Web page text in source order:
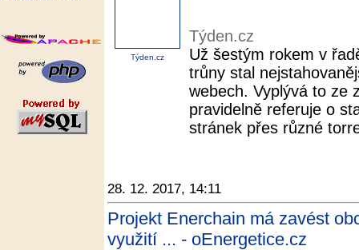
Týden.cz
Týden.cz
Už šestým rokem v
trůny stal
webech. Vyplývá to ze
pravidelně referuje o
stránek přes různé
28. 12. 2017, 14:11
Projekt Enerchain má zavést
využití ... - oEnergetice.cz